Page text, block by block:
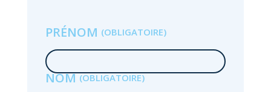
PRÉNOM
NOM